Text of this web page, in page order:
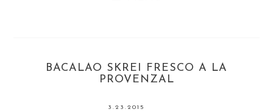
BACALAO SKREI FRESCO A LA
PROVENZAL
3.23.2015